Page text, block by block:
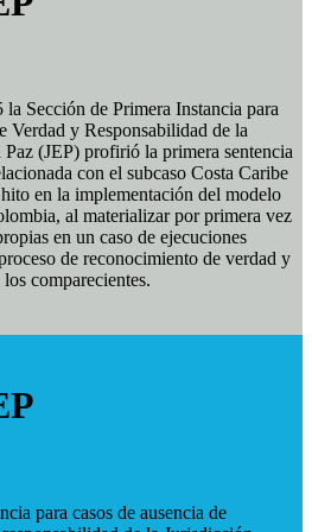
Sección de Primera Instancia para
Verdad y Responsabilidad de la
(JEP) profirió la primera sentencia
con el subcaso Costa Caribe
en la implementación del modelo
al materializar por primera vez
en un caso de ejecuciones
de reconocimiento de verdad y
comparecientes.
para casos de ausencia de